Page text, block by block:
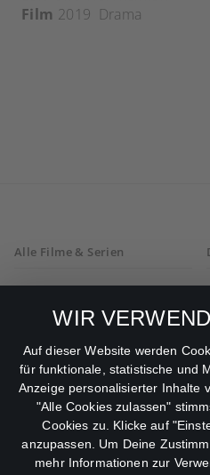
WIR
Auf dieser Website werden
für funktionale, statistische und
Anzeige personalisierter Inhalte
"Alle Cookies zulassen"
Cookies zu. Klicke auf
anzupassen. Um Deine
mehr Informationen zur
Film 2019 Drama
Alle Filme & Serien
AGB
Impressum
Abo kündigen